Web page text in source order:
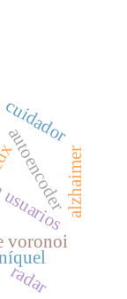
autoencoder
voronoi
alzhaimer
cuidador
radar